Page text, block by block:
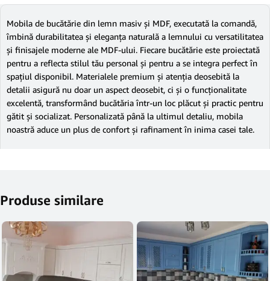
Mobila de bucătărie din lemn masiv și MDF, executată la comandă,
îmbină durabilitatea și eleganța naturală a lemnului cu versatilitatea
și finisajele moderne ale MDF-ului. Fiecare bucătărie este proiectată
pentru a reflecta stilul tău personal și pentru a se integra perfect în
spațiul disponibil. Materialele premium și atenția deosebită la
detalii asigură nu doar un aspect deosebit, ci și o funcționalitate
excelentă, transformând bucătăria într-un loc plăcut și practic pentru
gătit și socializat. Personalizată până la ultimul detaliu, mobila
noastră aduce un plus de confort și rafinament în inima casei tale.
Produse similare